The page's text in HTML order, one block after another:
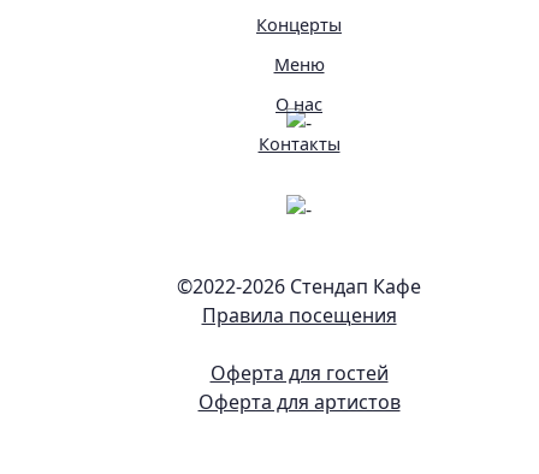
Концерты
Меню
О нас
Контакты
©2022-2026 Стендап Кафе
Правила посещения
Оферта для гостей
Оферта для артистов